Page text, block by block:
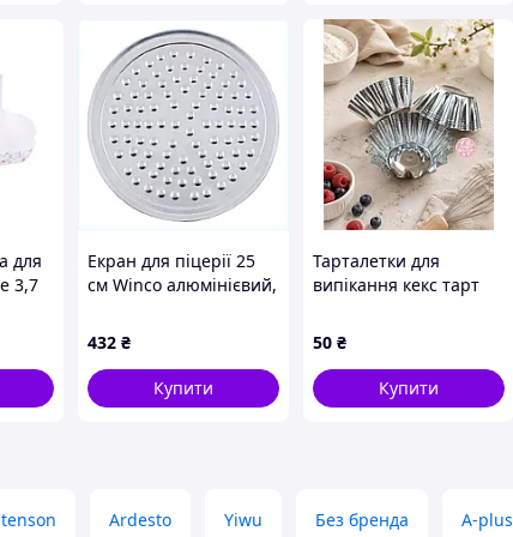
для
3,7
Екран для піцерії 25
см Winco алюмінієвий,
432 ₴
Купити
Тарталетки для
випікання кекс тарт
50 ₴
Купити
Ardesto Yiwu Без бренда A-plus